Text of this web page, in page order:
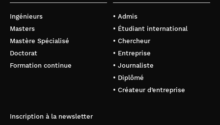
Ingénieurs
Masters
Mastère Spécialisé
Doctorat
Formation continue
• Admis
• Étudiant international
• Chercheur
• Entreprise
• Journaliste
• Diplômé
• Créateur d’entreprise
Inscription à la newsletter